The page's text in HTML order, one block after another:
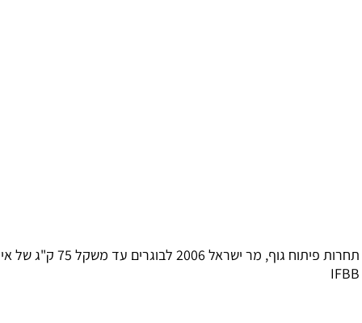
תחרות פיתוח גוף, מר ישראל 2006 לבוגרים עד משקל 75 ק"ג של איגוד